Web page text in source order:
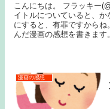
こんにちは。 フラッキー
イトルについていると、
にすると、有罪ですから
んだ漫画の感想を書きます
漫画の感想